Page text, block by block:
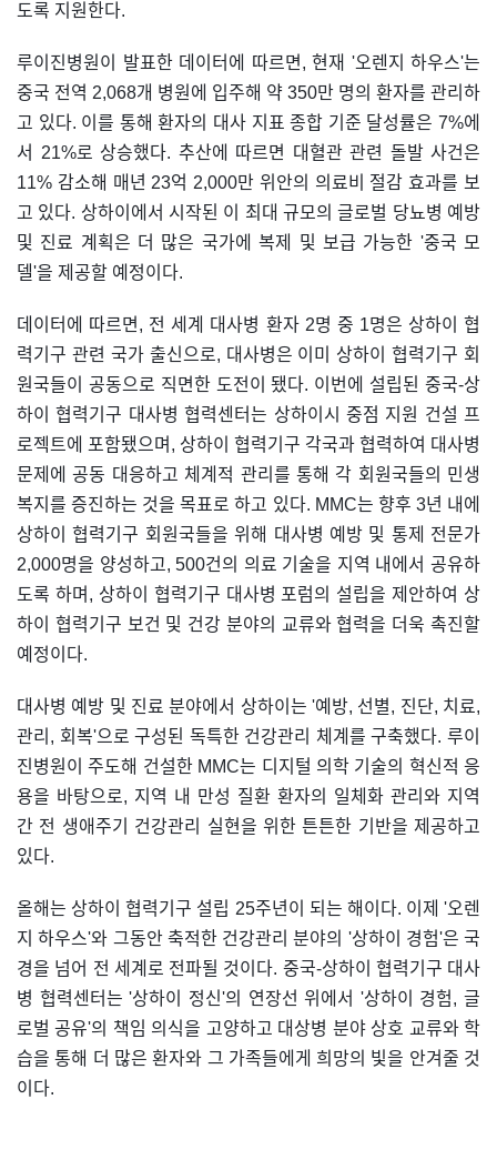
도록 지원한다.
루이진병원이 발표한 데이터에 따르면, 현재 '오렌지 하우스'는
중국 전역 2,068개 병원에 입주해 약 350만 명의 환자를 관리하
고 있다. 이를 통해 환자의 대사 지표 종합 기준 달성률은 7%에
서 21%로 상승했다. 추산에 따르면 대혈관 관련 돌발 사건은
11% 감소해 매년 23억 2,000만 위안의 의료비 절감 효과를 보
고 있다. 상하이에서 시작된 이 최대 규모의 글로벌 당뇨병 예방
및 진료 계획은 더 많은 국가에 복제 및 보급 가능한 '중국 모
델'을 제공할 예정이다.
데이터에 따르면, 전 세계 대사병 환자 2명 중 1명은 상하이 협
력기구 관련 국가 출신으로, 대사병은 이미 상하이 협력기구 회
원국들이 공동으로 직면한 도전이 됐다. 이번에 설립된 중국-상
하이 협력기구 대사병 협력센터는 상하이시 중점 지원 건설 프
로젝트에 포함됐으며, 상하이 협력기구 각국과 협력하여 대사병
문제에 공동 대응하고 체계적 관리를 통해 각 회원국들의 민생
복지를 증진하는 것을 목표로 하고 있다. MMC는 향후 3년 내에
상하이 협력기구 회원국들을 위해 대사병 예방 및 통제 전문가
2,000명을 양성하고, 500건의 의료 기술을 지역 내에서 공유하
도록 하며, 상하이 협력기구 대사병 포럼의 설립을 제안하여 상
하이 협력기구 보건 및 건강 분야의 교류와 협력을 더욱 촉진할
예정이다.
대사병 예방 및 진료 분야에서 상하이는 '예방, 선별, 진단, 치료,
관리, 회복'으로 구성된 독특한 건강관리 체계를 구축했다. 루이
진병원이 주도해 건설한 MMC는 디지털 의학 기술의 혁신적 응
용을 바탕으로, 지역 내 만성 질환 환자의 일체화 관리와 지역
간 전 생애주기 건강관리 실현을 위한 튼튼한 기반을 제공하고
있다.
올해는 상하이 협력기구 설립 25주년이 되는 해이다. 이제 '오렌
지 하우스'와 그동안 축적한 건강관리 분야의 '상하이 경험'은 국
경을 넘어 전 세계로 전파될 것이다. 중국-상하이 협력기구 대사
병 협력센터는 '상하이 정신'의 연장선 위에서 '상하이 경험, 글
로벌 공유'의 책임 의식을 고양하고 대상병 분야 상호 교류와 학
습을 통해 더 많은 환자와 그 가족들에게 희망의 빛을 안겨줄 것
이다.